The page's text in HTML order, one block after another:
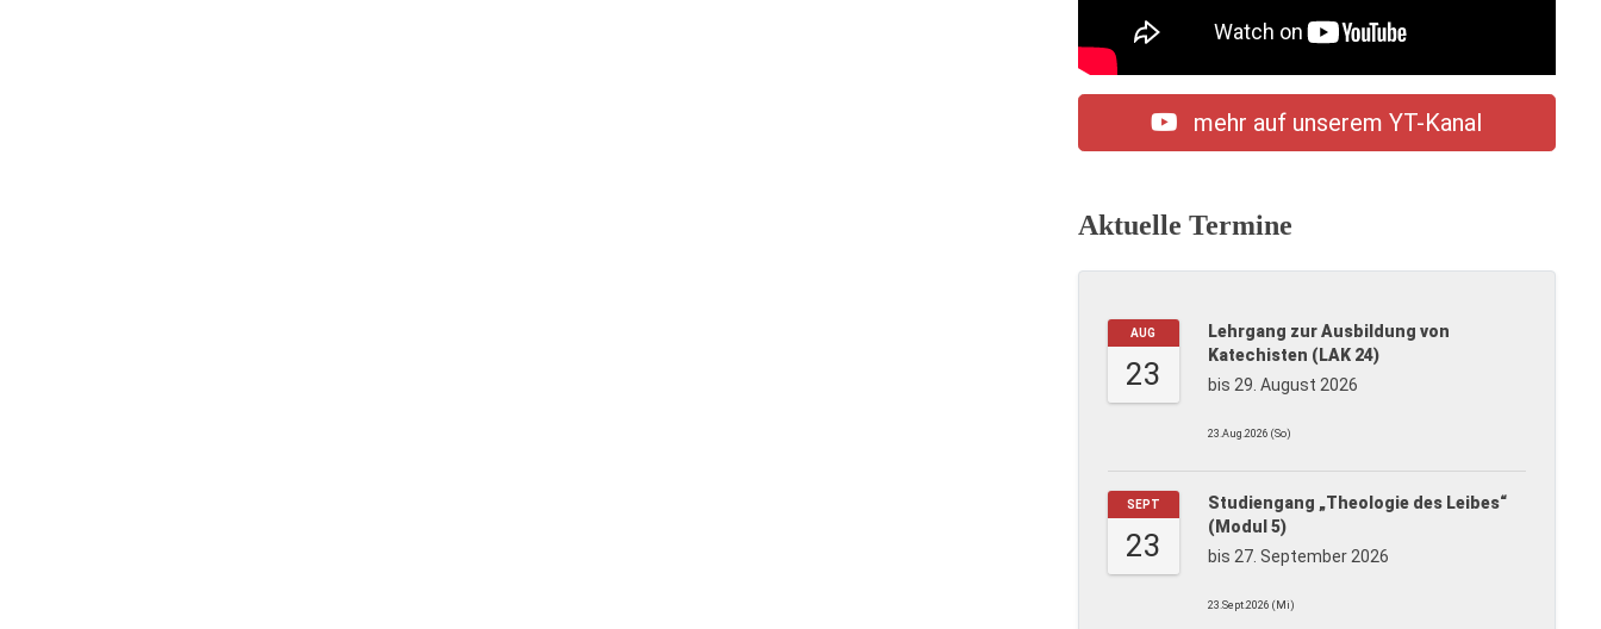
mehr auf unserem YT-Kanal
Aktuelle Termine
AUG
23
Lehrgang zur Ausbildung von
Katechisten (LAK 24)
bis 29. August 2026
23.Aug.2026 (So)
SEPT
23
Studiengang „Theologie des Leibes“
(Modul 5)
bis 27. September 2026
23.Sept.2026 (Mi)